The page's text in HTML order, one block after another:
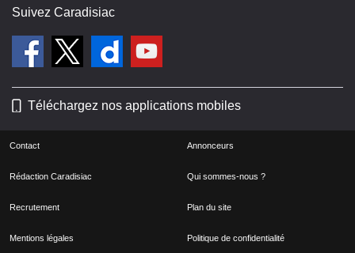
Suivez Caradisiac
Téléchargez nos applications mobiles
Contact Annonceurs
Rédaction Caradisiac Qui sommes-nous ?
Recrutement Plan du site
Mentions légales Politique de confidentialité